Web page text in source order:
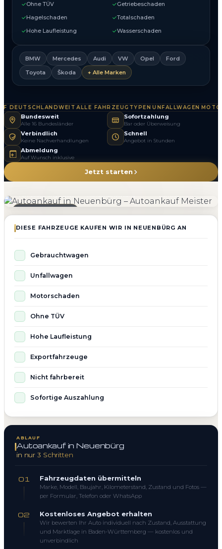
Ohne TÜV
Getriebeschaden
Hagelschaden
Totalschaden
Hohe Laufleistung
Wasserschaden
BMW Mercedes Audi VW Opel
Ford
Toyota
Škoda + Alle Marken
DEUTSCHLANDWEITALLE FAHRZEUGTYPEN·UNFALLWAGEN·
Bundesweit
Alle 16 Bundesländer
Sofortzahlung
Bar oder Überweisung
Verbindlich
Keine Nachverhandlungen
Schnell
Angebot in Stunden
Abmeldung
Auf Wunsch inklusive
Jetzt starten
DIESE FAHRZEUGE KAUFEN WIR IN NEUENBÜRG AN
Gebrauchtwagen
Unfallwagen
Motorschaden
Ohne TÜV
Hohe Laufleistung
Exportfahrzeuge
Nicht fahrbereit
Sofortige Auszahlung
ABLAUF
Autoankauf in Neuenbürg
in nur 3 Schritten
01 Fahrzeugdaten übermitteln
Marke, Modell, Baujahr, Kilometerstand, Zustand und Fotos —
per Formular, Telefon oder WhatsApp
02 Kostenloses Angebot erhalten
Wir bewerten Ihr Auto individuell nach Zustand, Ausstattung
und Marktlage in Baden-Württemberg — kostenlos und
unverbindlich